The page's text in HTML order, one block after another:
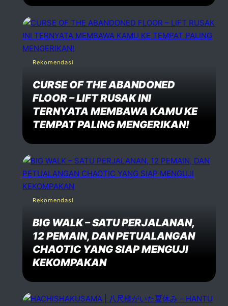
Rekomendasi
CURSE OF THE ABANDONED
FLOOR – LIFT RUSAK INI
TERNYATA MEMBAWA KAMU KE
TEMPAT PALING MENGERIKAN!
Rekomendasi
BIG WALK – SATU PERJALANAN,
12 PEMAIN, DAN PETUALANGAN
CHAOTIC YANG SIAP MENGUJI
KEKOMPAKAN